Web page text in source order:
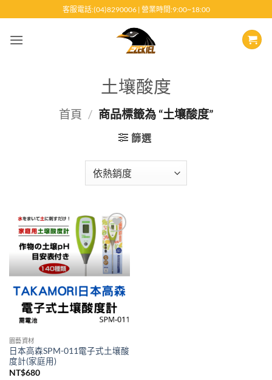
至
客服電話:(04)8290006 | 營業時間:9:00~18:00
土壤酸度
首頁 / 商品標籤為 “土壤酸度”
篩選
Add to
wishlist
園藝資材
日本高森SPM-011電子式土壤酸
度計(家庭用)
NT$680